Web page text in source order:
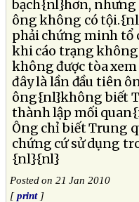
bạch{nl}hơn, nhưng
ông không có
phải chứng minh tổ
khi cáo trạng
không được tòa
đây là lần đầu tiên
ông{nl}không biết
thành lập mối
Ông chỉ biết Trung
chứng cứ sử dụng
{nl}{nl}
Posted on 21 Jan 2010
[print]